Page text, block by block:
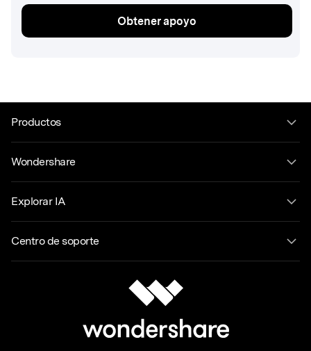
Obtener apoyo
Productos
Wondershare
Explorar IA
Centro de soporte